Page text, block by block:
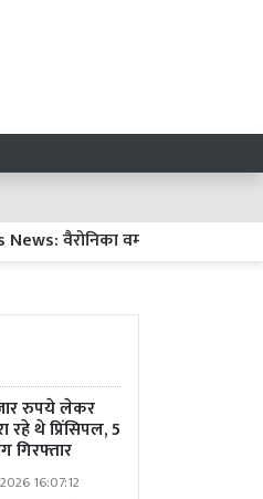
वर्मा ने प्रदेशीय जिम्नास्टिक
रुपये लेकर
रहे थे प्रिंसिपल, 5
गिरफ्तार
16:07:12